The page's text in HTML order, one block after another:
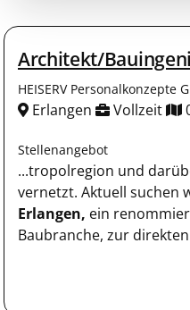
Architekt/
HEISERV Personalkonzepte
Erlangen Vollzeit
Stellenangebot
...tropolregion und
vernetzt. Aktuell suchen
Erlangen, ein
Baubranche, zur